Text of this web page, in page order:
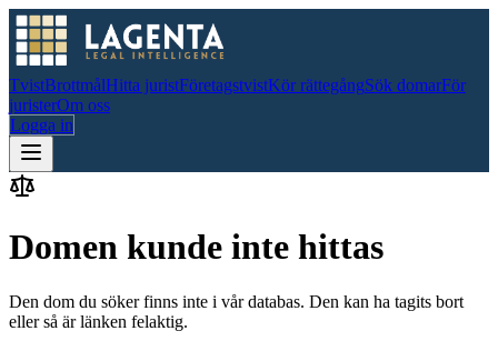
TvistBrottmålHitta juristFöretagstvistKör rättegångSök domarFör
juristerOm oss
Logga in
Domen kunde inte hittas
Den dom du söker finns inte i vår databas. Den kan ha tagits bort
eller så är länken felaktig.